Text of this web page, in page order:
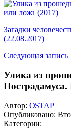
Загадки
(22.08.2017)
Следующая запись
Улика из
Автор: OSTAP
Опубликовано:
Категории: